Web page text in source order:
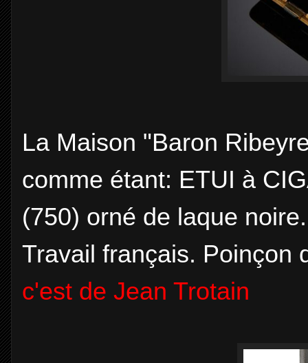
La Maison "Baron
comme étant: ETUI à
(750) orné de laque noire.
Travail français. Poinçon
c'est de Jean Trotain